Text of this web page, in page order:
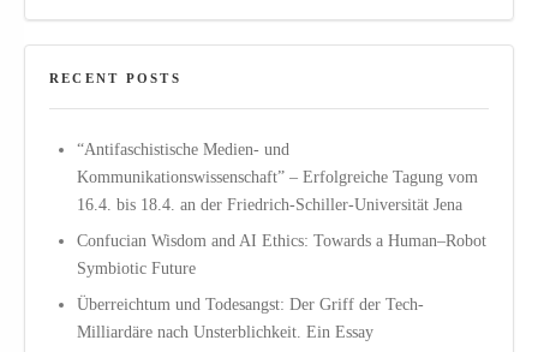
RECENT POSTS
“Antifaschistische Medien- und
Kommunikationswissenschaft” – Erfolgreiche Tagung vom
16.4. bis 18.4. an der Friedrich-Schiller-Universität Jena
Confucian Wisdom and AI Ethics: Towards a Human–Robot
Symbiotic Future
Überreichtum und Todesangst: Der Griff der Tech-
Milliardäre nach Unsterblichkeit. Ein Essay